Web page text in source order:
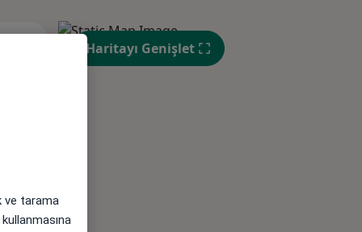
Per,
13 Ağustos
Cum,
14 Ağustos
Haritayı Genişlet
ve tarama